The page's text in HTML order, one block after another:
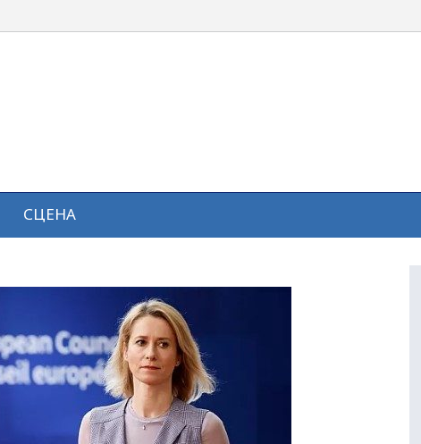
СЦЕНА